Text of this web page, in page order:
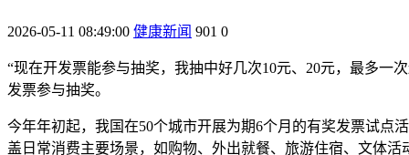
2026-05-11 08:49:00 健康新闻 901 0
“现在开发票能参与抽奖，我抽中好几次10元、20元，最多一
发票参与抽奖。
今年年初起，我国在50个城市开展为期6个月的有奖发票试点
盖日常消费主要场景，如购物、外出就餐、旅游住宿、文体活